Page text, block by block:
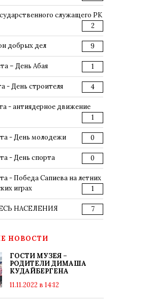
служащего РК
2
добрых дел 9
– День Абая 1
- День строителя 4
- антиядерное движение
1
- День молодежи 0
- День спорта 0
- Победа Сапиева на летних
играх
1
НАСЕЛЕНИЯ 7
НОВОСТИ
ГОСТИ МУЗЕЯ –
РОДИТЕЛИ ДИМАША
КУДАЙБЕРГЕНА
11.11.2022 в 14:12